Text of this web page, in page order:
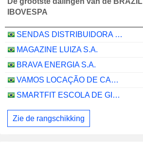
IBOVESPA
SENDAS DISTRIBUIDORA S.A.
MAGAZINE LUIZA S.A.
BRAVA ENERGIA S.A.
VAMOS LOCAÇÃO DE CAMINHÕES, MÁQUINAS E EQUIPAMENTOS S.A.
SMARTFIT ESCOLA DE GINÁSTICA E DANÇA S.A.
Zie de rangschikking